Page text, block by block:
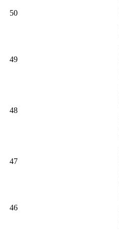
50
49
48
47
46